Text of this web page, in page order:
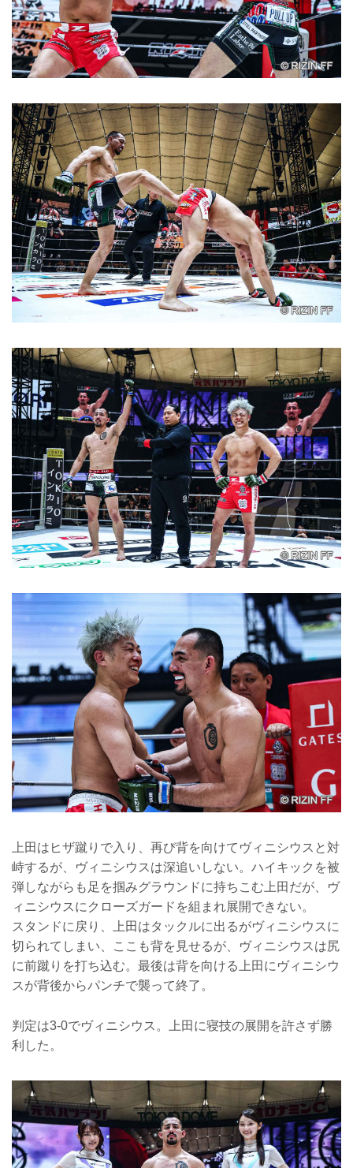
上田はヒザ蹴りで入り、再び背を向けてヴィニシウスと対
峙するが、ヴィニシウスは深追いしない。ハイキックを被
弾しながらも足を掴みグラウンドに持ちこむ上田だが、ヴ
ィニシウスにクローズガードを組まれ展開できない。
スタンドに戻り、上田はタックルに出るがヴィニシウスに
切られてしまい、ここも背を見せるが、ヴィニシウスは尻
に前蹴りを打ち込む。最後は背を向ける上田にヴィニシウ
スが背後からパンチで襲って終了。
判定は3-0でヴィニシウス。上田に寝技の展開を許さず勝
利した。